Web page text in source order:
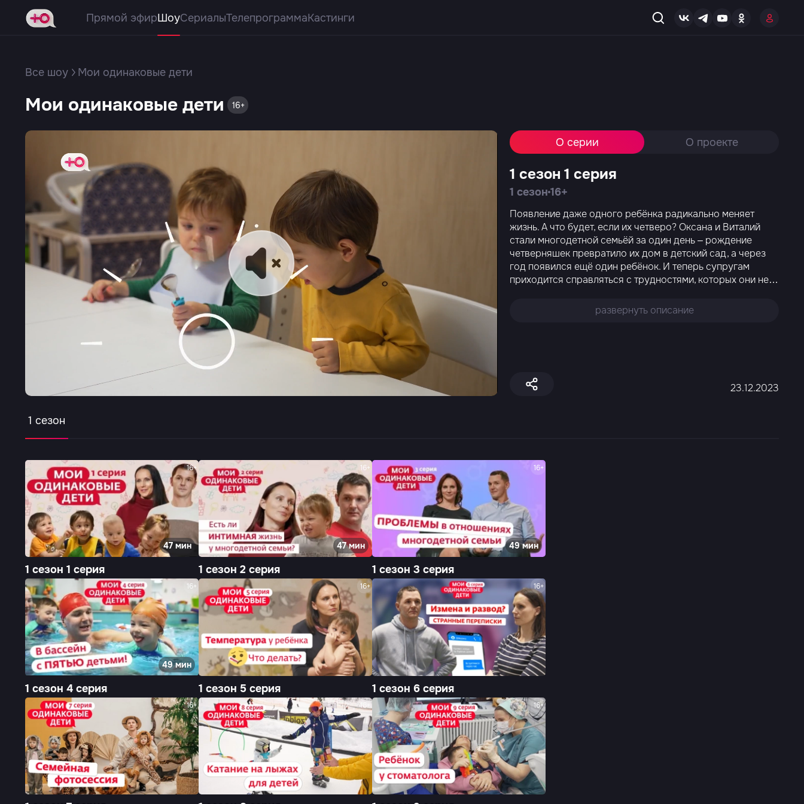
Прямой эфирШоуСериалыТелепрограммаКастинги
Все шоу Мои одинаковые дети
Мои одинаковые дети 16+
О серии О проекте
1 сезон 1 серия
1 сезон 16+
Появление даже одного ребёнка радикально меняет
жизнь. А что будет, если их четверо? Оксана и Виталий
стали многодетной семьёй за один день – рождение
четверняшек превратило их дом в детский сад, а через
год появился ещё один ребёнок. И теперь супругам
приходится справляться с трудностями, которых они не…
развернуть описание
23.12.2023
1 сезон
16+
47 мин
1 сезон 1 серия
16+
47 мин
1 сезон 2 серия
16+
49 мин
1 сезон 3 серия
16+
49 мин
1 сезон 4 серия
16+
1 сезон 5 серия
16+
1 сезон 6 серия
16+ 16+ 16+